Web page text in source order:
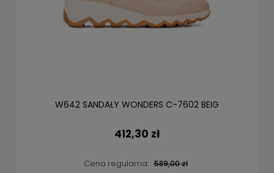
W642 SANDAŁY WONDERS C-7602 BEIG
412,30 zł
Cena regularna: 589,00 zł